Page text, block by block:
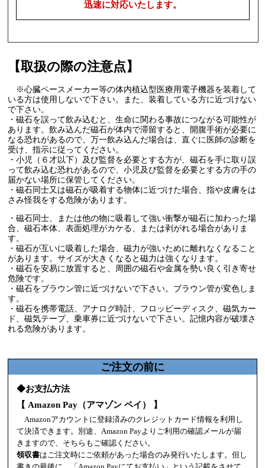
迅速に対応いたします。
【取扱の際の注意点】
※心臓ペースメーカー等の体内植込型医療用電子機器を装着して
いる方は使用しないで下さい。また、装着している方に近づけない
で下さい。
・磁石を誤って飲み込むと、生命に関わる事故につながる可能性が
あります。飲み込んだ磁石が体内で滞留すると、開腹手術が必要に
なる恐れがあるので、万一飲み込んだ場合は、直ぐに医師の診断を
受け、指示に従ってください。
・小児（６才以下）及び監督を必要とする方が、磁石を手に取り誤
って飲み込む恐れがあるので、小児及び監督を必要とする方の手の
届かない場所に保管してください。
・磁石同士又は磁石が吸着する物体に近づけた場合、指や皮膚をは
さみ怪我をする危険があります。
・磁石同士、または他の物に吸着して強い衝撃が磁石に加わった場
合、磁石本体、表面処理がカケる、または剥がれる場合がありま
す。
・磁石が互いに吸着した場合、磁力が強いために離れなくなること
があります。サイズが大きくなると磁力は強くなります。
・磁石を安易に放置すると、周囲の磁石や金属を勢い良く引き寄せ
危険です。
・磁石をブラウン管に近づけないで下さい。ブラウン管が変色しま
す。
・磁石を携帯電話、アナログ時計、フロッピーディスク、磁気カー
ド、磁気テープ、乗車券に近づけないで下さい。記憶内容が破壊さ
れる危険があります。
ご注文の前に
◆お支払方法
【 Amazon Pay（アマゾン ペイ） 】
Amazonアカウントに登録済みのクレジットカード情報を利用し
て決済できます。別途、Amazon Payよりご利用の確認メールが届
きますので、そちらもご確認ください。
領収書はご注文時にご依頼があった場合のみ発行いたします。但し